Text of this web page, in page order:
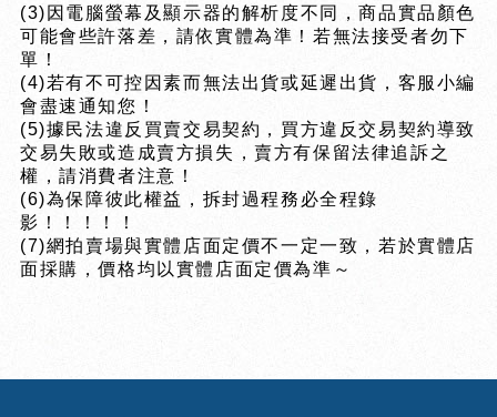
(3)因電腦螢幕及顯示器的解析度不同，商品實品顏色
可能會些許落差，請依實體為準！若無法接受者勿下
單！
(4)若有不可控因素而無法出貨或延遲出貨，客服小編
會盡速通知您！
(5)據民法違反買賣交易契約，買方違反交易契約導致
交易失敗或造成賣方損失，賣方有保留法律追訴之
權，請消費者注意！
(6)為保障彼此權益，拆封過程務必全程錄
影！！！！！
(7)網拍賣場與實體店面定價不一定一致，若於實體店
面採購，價格均以實體店面定價為準～